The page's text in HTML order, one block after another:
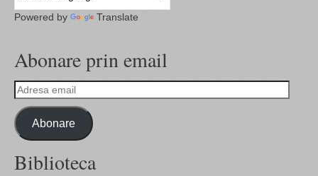
Powered by Translate
Abonare prin email
Adresa
email
Abonare
Biblioteca